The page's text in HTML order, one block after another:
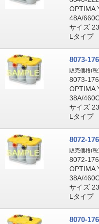
OPTIMA
48A/
サイズ
Lタイプ
8073-
販売価格(税
8073-176
OPTIMA
38A/
サイズ
Lタイプ
8072-
販売価格(税
8072-176
OPTIMA
38A/
サイズ
Lタイプ
8070-